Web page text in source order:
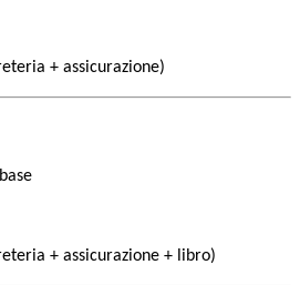
+ assicurazione)
+ assicurazione + libro)